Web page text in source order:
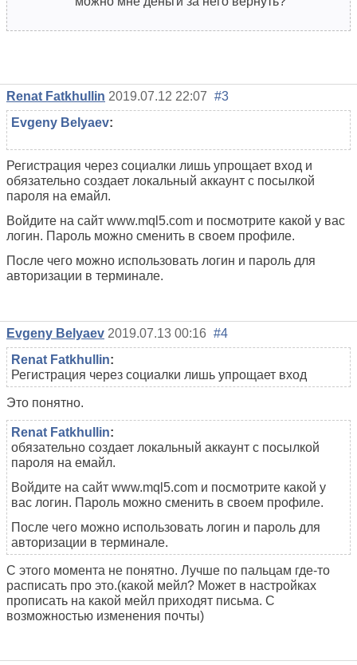
Renat Fatkhullin 2019.07.12 22:07 #3
Evgeny Belyaev:
Регистрация через социалки лишь упрощает вход и
обязательно создает локальный аккаунт с посылкой
пароля на емайл.
Войдите на сайт www.mql5.com и посмотрите какой у вас
логин. Пароль можно сменить в своем профиле.
После чего можно использовать логин и пароль для
авторизации в терминале.
Evgeny Belyaev 2019.07.13 00:16 #4
Renat Fatkhullin:
Регистрация через социалки лишь упрощает вход
Это понятно.
Renat Fatkhullin:
обязательно создает локальный аккаунт с посылкой
пароля на емайл.
Войдите на сайт www.mql5.com и посмотрите какой у
вас логин. Пароль можно сменить в своем профиле.
После чего можно использовать логин и пароль для
авторизации в терминале.
С этого момента не понятно. Лучше по пальцам где-то
расписать про это.(какой мейл? Может в настройках
прописать на какой мейл приходят письма. С
возможностью изменения почты)